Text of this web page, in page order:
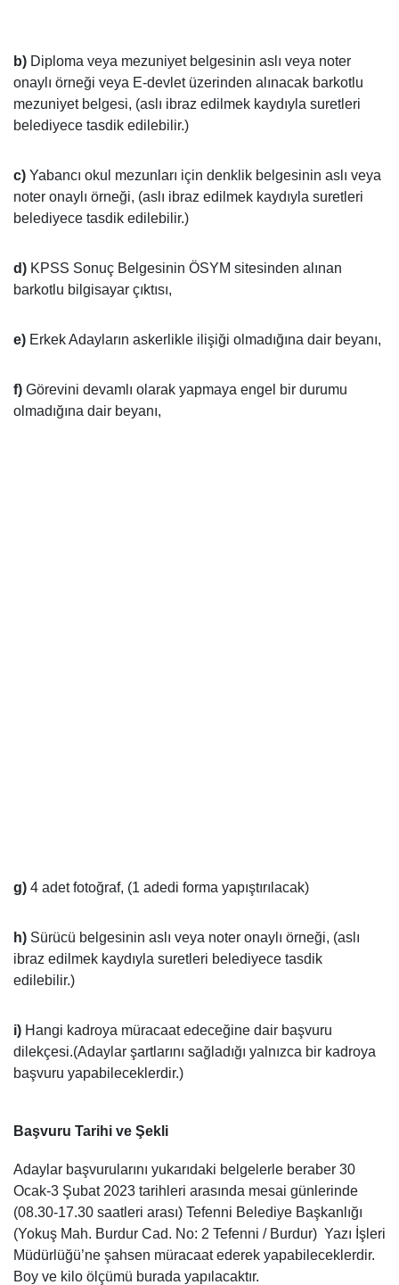
b) Diploma veya mezuniyet belgesinin aslı veya noter
onaylı örneği veya E-devlet üzerinden alınacak barkotlu
mezuniyet belgesi, (aslı ibraz edilmek kaydıyla suretleri
belediyece tasdik edilebilir.)
c) Yabancı okul mezunları için denklik belgesinin aslı veya
noter onaylı örneği, (aslı ibraz edilmek kaydıyla suretleri
belediyece tasdik edilebilir.)
d) KPSS Sonuç Belgesinin ÖSYM sitesinden alınan
barkotlu bilgisayar çıktısı,
e) Erkek Adayların askerlikle ilişiği olmadığına dair beyanı,
f) Görevini devamlı olarak yapmaya engel bir durumu
olmadığına dair beyanı,
g) 4 adet fotoğraf, (1 adedi forma yapıştırılacak)
h) Sürücü belgesinin aslı veya noter onaylı örneği, (aslı
ibraz edilmek kaydıyla suretleri belediyece tasdik
edilebilir.)
i) Hangi kadroya müracaat edeceğine dair başvuru
dilekçesi.(Adaylar şartlarını sağladığı yalnızca bir kadroya
başvuru yapabileceklerdir.)
Başvuru Tarihi ve Şekli
Adaylar başvurularını yukarıdaki belgelerle beraber 30
Ocak-3 Şubat 2023 tarihleri arasında mesai günlerinde
(08.30-17.30 saatleri arası) Tefenni Belediye Başkanlığı
(Yokuş Mah. Burdur Cad. No: 2 Tefenni / Burdur) Yazı İşleri
Müdürlüğü’ne şahsen müracaat ederek yapabileceklerdir.
Boy ve kilo ölçümü burada yapılacaktır.